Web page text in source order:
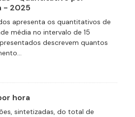
- 2025
apresenta os quantitativos de
média no intervalo de 15
descrevem quantos
hora
sintetizadas, do total de